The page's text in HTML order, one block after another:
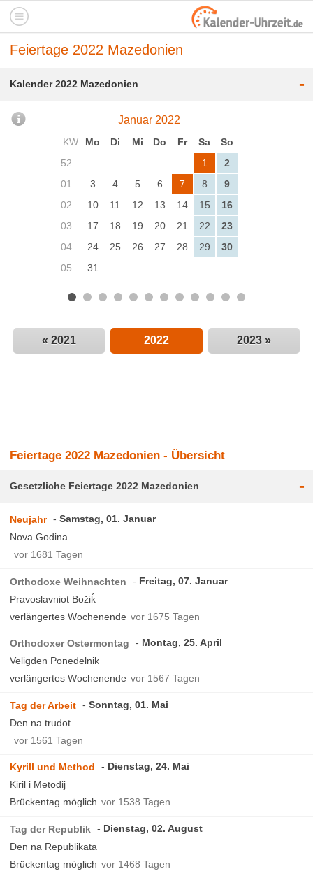
Feiertage 2022 Mazedonien
Kalender 2022 Mazedonien -
Januar 2022
KW Mo Di Mi Do Fr Sa
So
52
1
2
01
3 4 5 6 7 8
9
02
10 11 12 13 14 15
16
03
17 18 19 20 21 22
23
04
24 25 26 27 28 29
30
05
31
« 2021 2022 2023 »
Feiertage 2022 Mazedonien - Übersicht
Gesetzliche Feiertage 2022 Mazedonien -
Neujahr
Samstag, 01. Januar
Nova Godina
vor 1681 Tagen
Orthodoxe Weihnachten
Freitag, 07. Januar
Pravoslavniot Božiḱ
verlängertes Wochenende vor 1675 Tagen
Orthodoxer Ostermontag
Montag, 25. April
Veligden Ponedelnik
verlängertes Wochenende vor 1567 Tagen
Tag der Arbeit
Sonntag, 01. Mai
Den na trudot
vor 1561 Tagen
Kyrill und Method
Dienstag, 24. Mai
Kiril i Metodij
Brückentag möglich vor 1538 Tagen
Tag der Republik
Dienstag, 02. August
Den na Republikata
Brückentag möglich vor 1468 Tagen